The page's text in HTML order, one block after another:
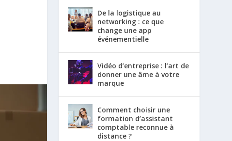
De la logistique au
networking : ce que
change une app
événementielle
Vidéo d’entreprise : l’art de
donner une âme à votre
marque
Comment choisir une
formation d’assistant
comptable reconnue à
distance ?